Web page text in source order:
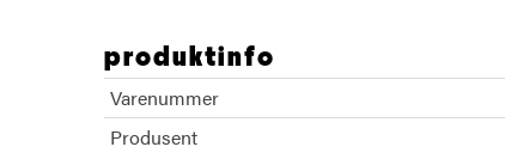
produktinfo
Varenummer
Produsent